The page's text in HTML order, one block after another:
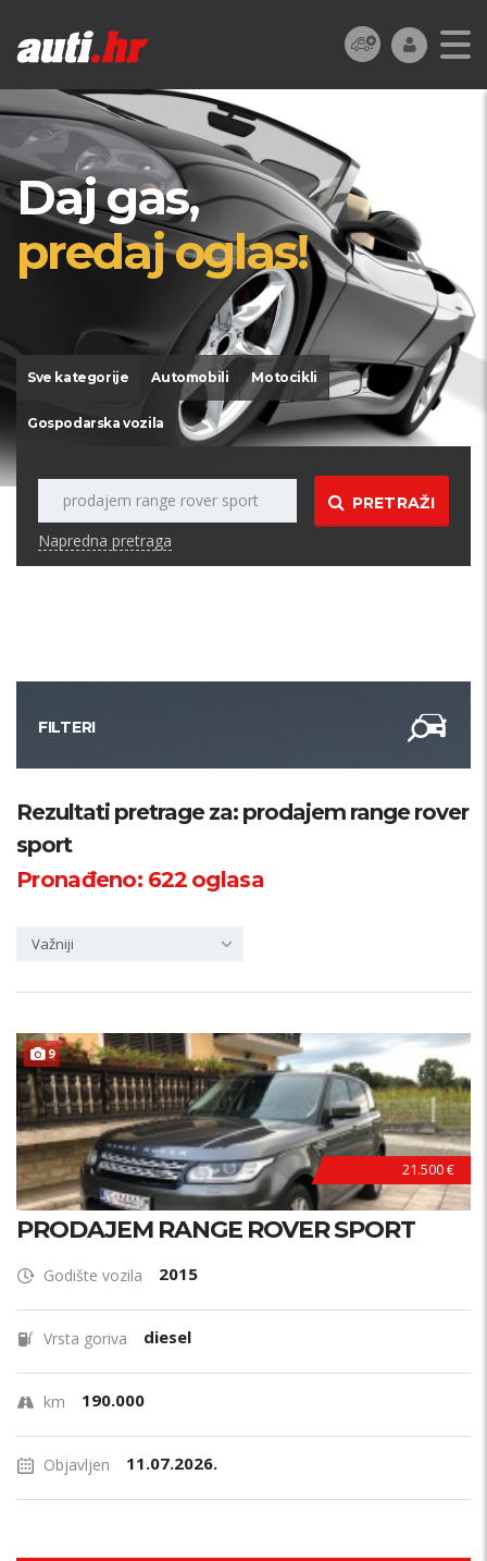
Daj gas,
predaj oglas!
Sve kategorije Automobili Motocikli
Gospodarska vozila
PRETRAŽI
Napredna pretraga
FILTERI
Kategorija
Županija
Rezultati pretrage za: prodajem range rover
sport
Pronađeno: 622oglasa
Važniji
9
21.500 €
PRODAJEM RANGE ROVER SPORT
Godište vozila 2015
Vrsta goriva diesel
km 190.000
Objavljen 11.07.2026.